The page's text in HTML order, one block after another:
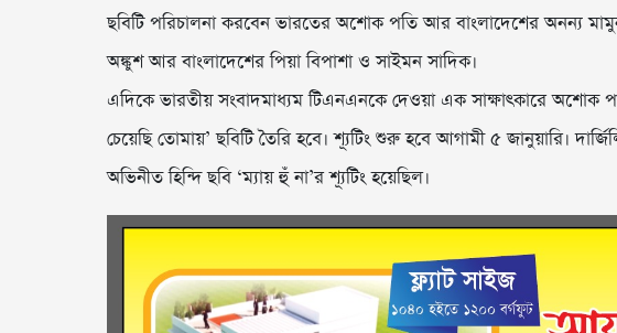
ছবিটি পরিচালনা করবেন ভারতের অশোক পতি আর বাংলাদেশের অনন্য
অঙ্কুশ আর বাংলাদেশের পিয়া বিপাশা ও সাইমন সাদিক।
এদিকে ভারতীয় সংবাদমাধ্যম টিএনএনকে দেওয়া এক সাক্ষাৎকারে অশোক
চেয়েছি তোমায়’ ছবিটি তৈরি হবে। শ্যূটিং শুরু হবে আগামী ৫ জানুয়ারি।
অভিনীত হিন্দি ছবি ‘ম্যায় হুঁ না’র শ্যূটিং হয়েছিল।